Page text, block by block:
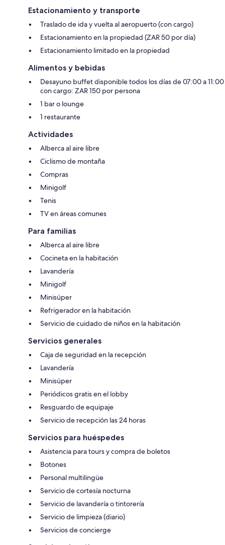
Estacionamiento y transporte
Traslado de ida y vuelta al aeropuerto (con cargo)
Estacionamiento en la propiedad (ZAR 50 por día)
Estacionamiento limitado en la propiedad
Alimentos y bebidas
Desayuno buffet disponible todos los días de 07:00 a 11:00
con cargo: ZAR 150 por persona
1 bar o lounge
1 restaurante
Actividades
Alberca al aire libre
Ciclismo de montaña
Compras
Minigolf
Tenis
TV en áreas comunes
Para familias
Alberca al aire libre
Cocineta en la habitación
Lavandería
Minigolf
Minisúper
Refrigerador en la habitación
Servicio de cuidado de niños en la habitación
Servicios generales
Caja de seguridad en la recepción
Lavandería
Minisúper
Periódicos gratis en el lobby
Resguardo de equipaje
Servicio de recepción las 24 horas
Servicios para huéspedes
Asistencia para tours y compra de boletos
Botones
Personal multilingüe
Servicio de cortesía nocturna
Servicio de lavandería o tintorería
Servicio de limpieza (diario)
Servicios de concierge